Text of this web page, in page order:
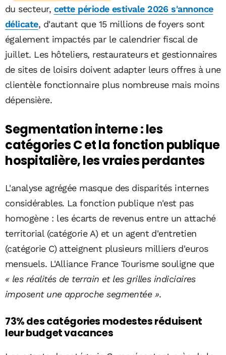
du secteur, cette période estivale 2026 s'annonce
délicate, d'autant que 15 millions de foyers sont
également impactés par le calendrier fiscal de
juillet. Les hôteliers, restaurateurs et gestionnaires
de sites de loisirs doivent adapter leurs offres à une
clientèle fonctionnaire plus nombreuse mais moins
dépensière.
Segmentation interne : les
catégories C et la fonction publique
hospitalière, les vraies perdantes
L'analyse agrégée masque des disparités internes
considérables. La fonction publique n'est pas
homogène : les écarts de revenus entre un attaché
territorial (catégorie A) et un agent d'entretien
(catégorie C) atteignent plusieurs milliers d'euros
mensuels. L'Alliance France Tourisme souligne que
« les réalités de terrain et les grilles indiciaires
imposent une approche segmentée ».
73% des catégories modestes réduisent
leur budget vacances